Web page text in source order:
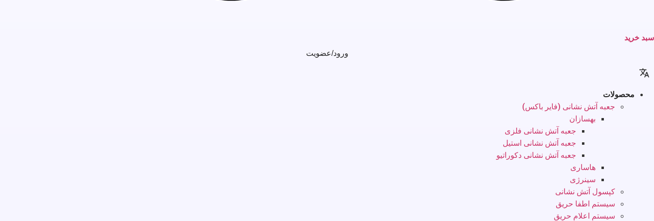
سبد خرید
ورود/عضویت
محصولات
جعبه آتش نشانی (فایر باکس)
بهسازان
جعبه آتش نشانی فلزی
جعبه آتش نشانی استیل
جعبه آتش نشانی دکوراتیو
هاساری
سینرژی
کپسول آتش نشانی
سیستم اطفا حریق
سیستم اعلام حریق